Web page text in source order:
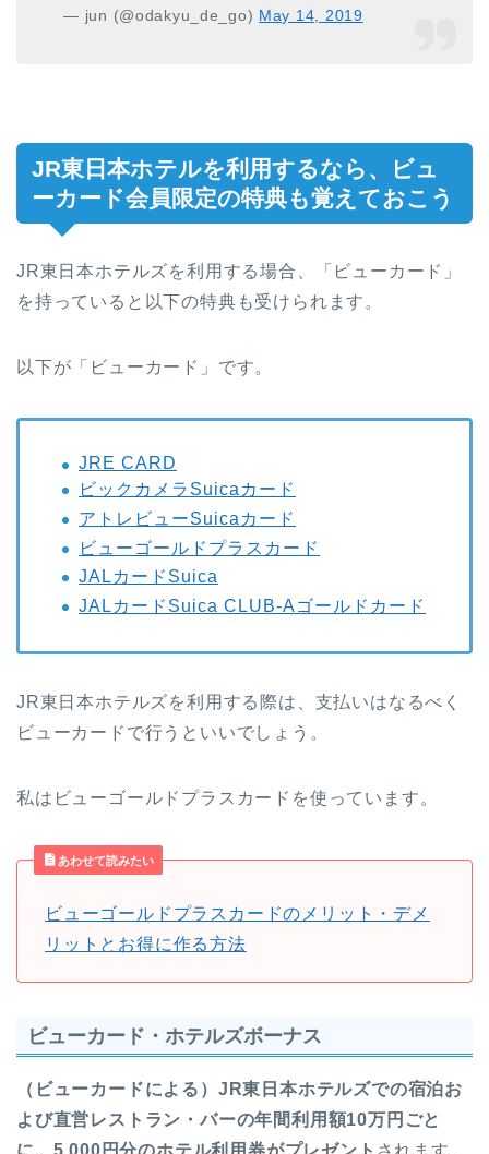
— jun (@odakyu_de_go) May 14, 2019
JR東日本ホテルを利用するなら、ビュ
ーカード会員限定の特典も覚えておこう
JR東日本ホテルズを利用する場合、「ビューカード」
を持っていると以下の特典も受けられます。
以下が「ビューカード」です。
JRE CARD
ビックカメラSuicaカード
アトレビューSuicaカード
ビューゴールドプラスカード
JALカードSuica
JALカードSuica CLUB-Aゴールドカード
JR東日本ホテルズを利用する際は、支払いはなるべく
ビューカードで行うといいでしょう。
私はビューゴールドプラスカードを使っています。
あわせて読みたい
ビューゴールドプラスカードのメリット・デメ
リットとお得に作る方法
ビューカード・ホテルズボーナス
（ビューカードによる）JR東日本ホテルズでの宿泊お
よび直営レストラン・バーの年間利用額10万円ごと
に、5,000円分のホテル利用券がプレゼント されます。